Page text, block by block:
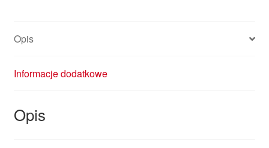
9619447077
Opis
Informacje dodatkowe
Opis